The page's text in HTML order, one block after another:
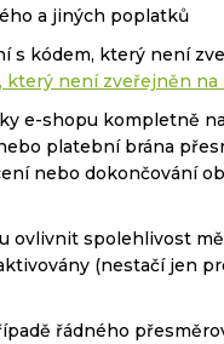
a jiných poplatků
kódem, který není
není zveřejněn na
e-shopu kompletně
platební brána
nebo dokončování
ovlivnit spolehlivost
(nestačí jen
řádného